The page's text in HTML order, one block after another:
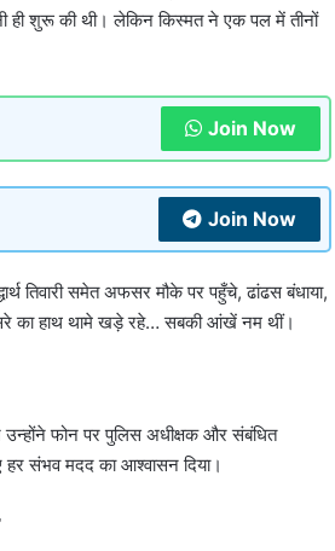
ही शुरू की थी। लेकिन किस्मत ने एक पल में तीनों
Join Now
Join Now
तिवारी समेत अफसर मौके पर पहुँचे, ढांढस बंधाया,
का हाथ थामे खड़े रहे… सबकी आंखें नम थीं।
फोन पर पुलिस अधीक्षक और संबंधित
हर संभव मदद का आश्वासन दिया।